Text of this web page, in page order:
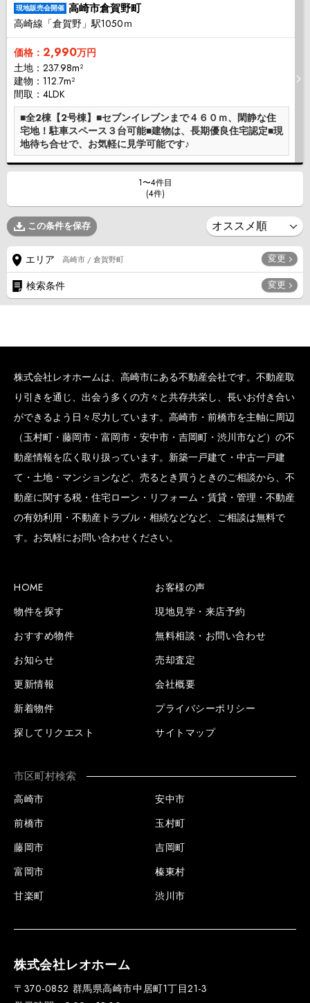
現地販売会開催 高崎市倉賀野町
高崎線「倉賀野」駅1050ｍ
価格： 2,990万円
土地：237.98m²
建物：112.7m²
間取：4LDK
■全2棟【2号棟】■セブンイレブンまで４６０ｍ、閑静な住
宅地！駐車スペース３台可能■建物は、長期優良住宅認定■現
地待ち合せで、お気軽に見学可能です♪
1〜4件目
(4件)
この条件を保存
エリア 高崎市 / 倉賀野町 変更
検索条件 変更
株式会社レオホームは、高崎市にある不動産会社です。不動産取
り引きを通じ、出会う多くの方々と共存共栄し、長いお付き合い
ができるよう日々尽力しています。高崎市・前橋市を主軸に周辺
（玉村町・藤岡市・富岡市・安中市・吉岡町・渋川市など）の不
動産情報を広く取り扱っています。新築一戸建て・中古一戸建
て・土地・マンションなど、売るとき買うときのご相談から、不
動産に関する税・住宅ローン・リフォーム・賃貸・管理・不動産
の有効利用・不動産トラブル・相続などなど、ご相談は無料で
す。お気軽にお問い合わせください。
HOME
物件を探す
おすすめ物件
お知らせ
更新情報
新着物件
探してリクエスト
お客様の声
現地見学・来店予約
無料相談・お問い合わせ
売却査定
会社概要
プライバシーポリシー
サイトマップ
市区町村検索
高崎市
前橋市
藤岡市
富岡市
甘楽町
安中市
玉村町
吉岡町
榛東村
渋川市
株式会社レオホーム
〒370-0852 群馬県高崎市中居町1丁目21-3